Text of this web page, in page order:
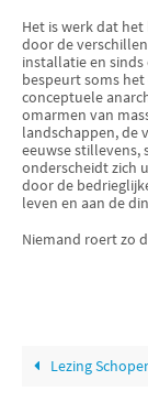
Het is werk dat
door de
installatie en
bespeurt soms het
conceptuele
omarmen van
landschappen, de
eeuwse stillevens,
onderscheidt zich
door de
leven en aan de
Niemand roert zo
Lezing